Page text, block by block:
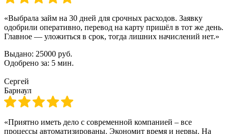
«Выбрала займ на 30 дней для срочных расходов. Заявку
одобрили оперативно, перевод на карту пришёл в тот же день.
Главное — уложиться в срок, тогда лишних начислений нет.»
Выдано: 25000 руб.
Одобрено за: 5 мин.
Сергей
Барнаул
«Приятно иметь дело с современной компанией – все
процессы автоматизированы. Экономит время и нервы. На